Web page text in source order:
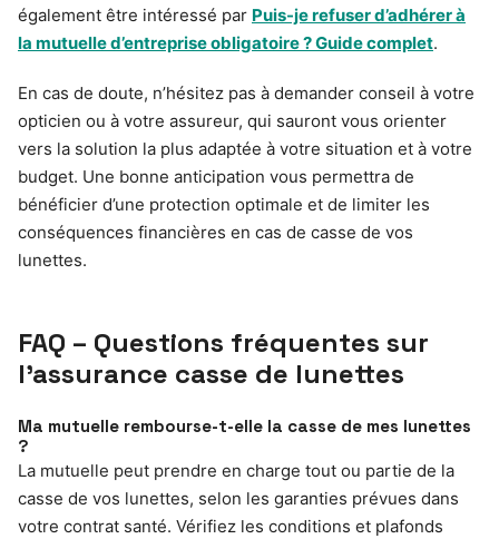
également être intéressé par Puis-je refuser d’adhérer à
la mutuelle d’entreprise obligatoire ? Guide complet.
En cas de doute, n’hésitez pas à demander conseil à votre
opticien ou à votre assureur, qui sauront vous orienter
vers la solution la plus adaptée à votre situation et à votre
budget. Une bonne anticipation vous permettra de
bénéficier d’une protection optimale et de limiter les
conséquences financières en cas de casse de vos
lunettes.
FAQ – Questions fréquentes sur
l’assurance casse de lunettes
Ma mutuelle rembourse-t-elle la casse de mes lunettes
?
La mutuelle peut prendre en charge tout ou partie de la
casse de vos lunettes, selon les garanties prévues dans
votre contrat santé. Vérifiez les conditions et plafonds